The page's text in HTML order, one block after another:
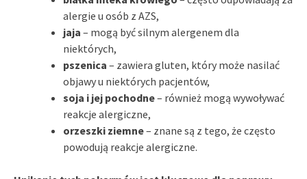
alergie u osób z AZS,
jaja – mogą być silnym alergenem dla
niektórych,
pszenica – zawiera gluten, który może nasilać
objawy u niektórych pacjentów,
soja i jej pochodne– również mogą wywoływać
reakcje alergiczne,
orzeszki ziemne– znane są z tego, że często
powodują reakcje alergiczne.